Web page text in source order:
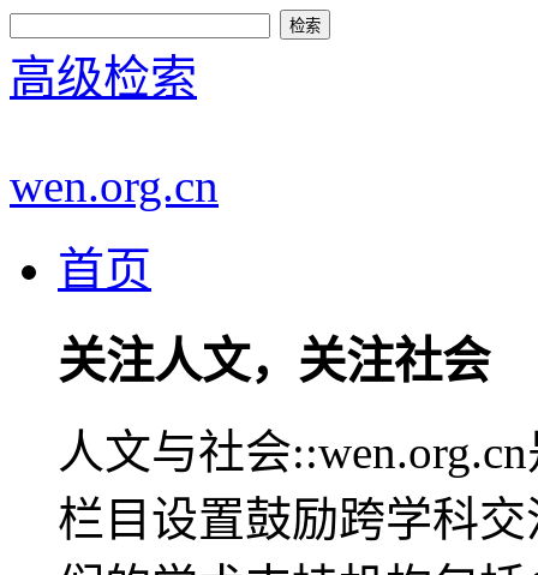
高级检索
wen.org.cn
首页
关注人文，关注社会
人文与社会
栏目设置鼓励跨学科